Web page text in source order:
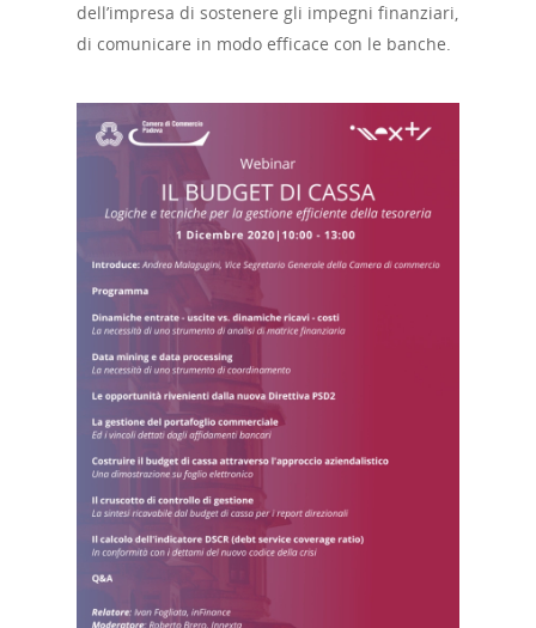
dell’impresa di sostenere gli impegni finanziari,
di comunicare in modo efficace con le banche.